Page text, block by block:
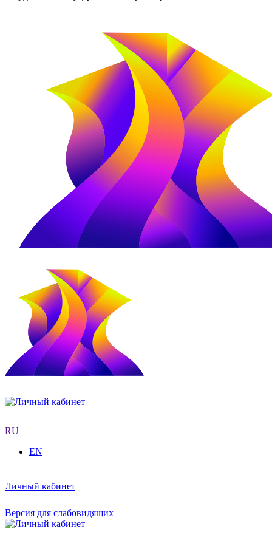
RU
EN
Личный кабинет
Версия для слабовидящих